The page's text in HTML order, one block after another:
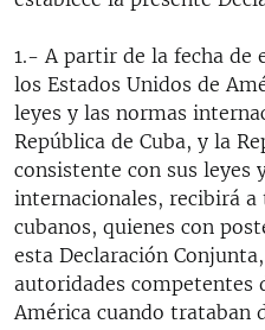
1.- A partir de la fecha de
los Estados Unidos de
leyes y las normas
República de Cuba, y la
consistente con sus leyes
internacionales, recibirá a
cubanos, quienes con
esta Declaración
autoridades competentes
América cuando trataban